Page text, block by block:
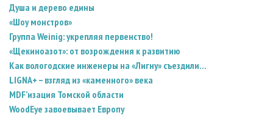
Душа и дерево едины
«Шоу монстров»
Группа Weinig: укрепляя первенство!
«Щекиноазот»: от возрождения к развитию
Как вологодские инженеры на «Лигну» съездили…
LIGNA+ – взгляд из «каменного» века
MDF’изация Томской области
WoodEye завоевывает Европу